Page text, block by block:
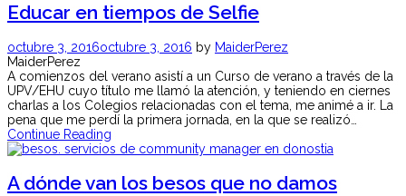
Educar en tiempos de Selfie
octubre 3, 2016octubre 3, 2016 by MaiderPerez
MaiderPerez
A comienzos del verano asistí a un Curso de verano a través de la
UPV/EHU cuyo título me llamó la atención, y teniendo en ciernes
charlas a los Colegios relacionadas con el tema, me animé a ir. La
pena que me perdí la primera jornada, en la que se realizó…
Continue Reading
A dónde van los besos que no damos